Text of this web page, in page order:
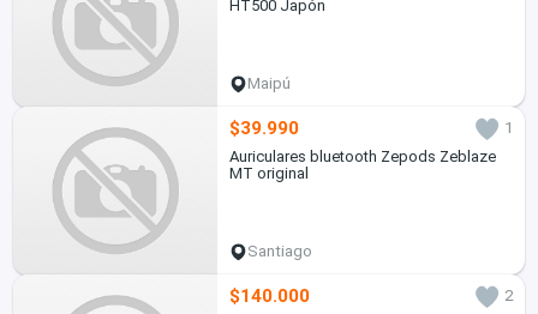
HT500 Japón
Maipú
$39.990
1
Auriculares bluetooth Zepods Zeblaze
MT original
Santiago
$140.000
2